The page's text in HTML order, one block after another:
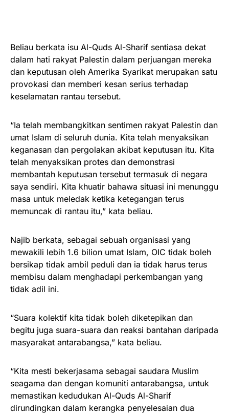
Beliau berkata isu Al-Quds Al-Sharif sentiasa dekat
dalam hati rakyat Palestin dalam perjuangan mereka
dan keputusan oleh Amerika Syarikat merupakan satu
provokasi dan memberi kesan serius terhadap
keselamatan rantau tersebut.
“Ia telah membangkitkan sentimen rakyat Palestin dan
umat Islam di seluruh dunia. Kita telah menyaksikan
keganasan dan pergolakan akibat keputusan itu. Kita
telah menyaksikan protes dan demonstrasi
membantah keputusan tersebut termasuk di negara
saya sendiri. Kita khuatir bahawa situasi ini menunggu
masa untuk meledak ketika ketegangan terus
memuncak di rantau itu,” kata beliau.
Najib berkata, sebagai sebuah organisasi yang
mewakili lebih 1.6 bilion umat Islam, OIC tidak boleh
bersikap tidak ambil peduli dan ia tidak harus terus
membisu dalam menghadapi perkembangan yang
tidak adil ini.
“Suara kolektif kita tidak boleh diketepikan dan
begitu juga suara-suara dan reaksi bantahan daripada
masyarakat antarabangsa,” kata beliau.
“Kita mesti bekerjasama sebagai saudara Muslim
seagama dan dengan komuniti antarabangsa, untuk
memastikan kedudukan Al-Quds Al-Sharif
dirundingkan dalam kerangka penyelesaian dua